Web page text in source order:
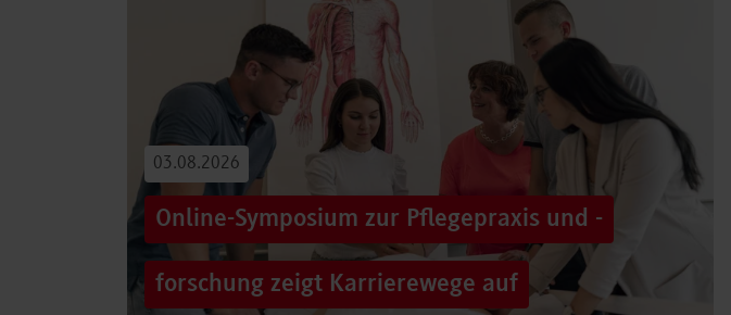
03.08.2026
Online-Symposium zur Pflegepraxis und -
forschung zeigt Karrierewege auf